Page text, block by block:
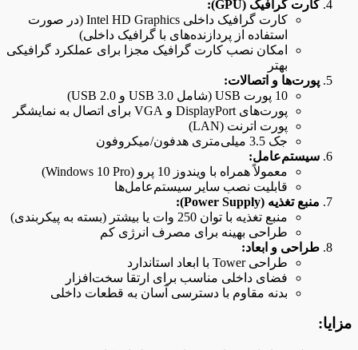
کارت گرافیک (GPU):
کارت گرافیک داخلی Intel HD Graphics (در صورت
استفاده از پردازنده‌های با گرافیک داخلی)
امکان نصب کارت گرافیک مجزا برای عملکرد گرافیکی
بهتر
پورت‌ها و اتصالات:
10 پورت USB (شامل USB 3.0 و USB 2.0)
پورت‌های DisplayPort و VGA برای اتصال به نمایشگر
پورت اترنت (LAN)
جک 3.5 میلی‌متری هدفون/میکروفون
سیستم‌عامل:
معمولاً همراه با ویندوز 10 پرو (Windows 10 Pro)
قابلیت نصب سایر سیستم‌عامل‌ها
منبع تغذیه (Power Supply):
منبع تغذیه با توان 250 وات یا بیشتر (بسته به پیکربندی)
طراحی بهینه برای مصرف انرژی کم
طراحی و ابعاد:
طراحی Tower با ابعاد استاندارد
فضای داخلی مناسب برای ارتقا سخت‌افزار
بدنه مقاوم با دسترسی آسان به قطعات داخلی
مزایا: